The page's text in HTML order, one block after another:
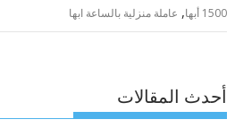
1500 أبها
, عاملة منزلية بالساعة ابها
أحدث المقالات